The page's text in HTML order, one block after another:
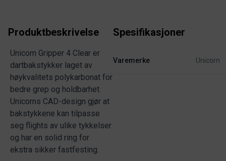
Produktbeskrivelse
Unicorn Gripper 4 Clear er
dartbakstykker laget av
høykvalitets polykarbonat for
bedre grep og holdbarhet.
Unicorns CAD-design gjør at
bakstykkene kan tilpasse
seg flights av ulike tykkelser
og har en solid ring for
ekstra sikker fastfesting.
Spesifikasjoner
Varemerke Unicorn